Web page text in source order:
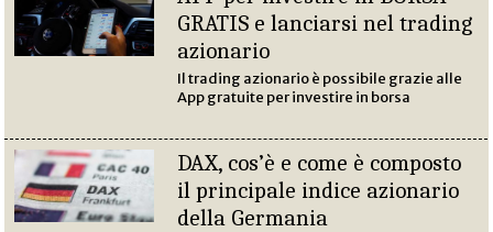
GRATIS e lanciarsi nel trading
azionario
Il trading azionario è possibile grazie alle
App gratuite per investire in borsa
DAX, cos’è e come è composto
il principale indice azionario
della Germania